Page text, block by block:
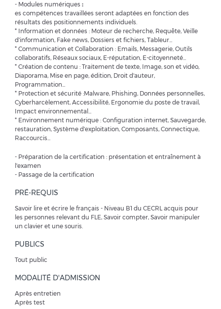
- Modules numériques :
es compétences travaillées seront adaptées en fonction des
résultats des positionnements individuels.
* Information et données : Moteur de recherche, Requête, Veille
d'information, Fake news, Dossiers et fichiers, Tableur...
* Communication et Collaboration : Emails, Messagerie, Outils
collaboratifs, Réseaux sociaux, E-réputation, E-citoyenneté...
* Création de contenu : Traitement de texte, Image, son et vidéo,
Diaporama, Mise en page, édition, Droit d'auteur,
Programmation...
* Protection et sécurité :Malware, Phishing, Données personnelles,
Cyberharcèlement, Accessibilité, Ergonomie du poste de travail,
Impact environnemental...
* Environnement numérique : Configuration internet, Sauvegarde,
restauration, Système d'exploitation, Composants, Connectique,
Raccourcis...
- Préparation de la certification : présentation et entraînement à
l'examen
- Passage de la certification
PRÉ-REQUIS
Savoir lire et écrire le français - Niveau B1 du CECRL acquis pour
les personnes relevant du FLE, Savoir compter, Savoir manipuler
un clavier et une souris.
PUBLICS
Tout public
MODALITÉ D'ADMISSION
Après entretien
Après test